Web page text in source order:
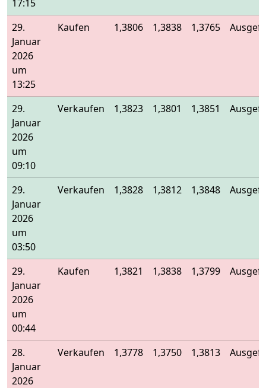
17:15
29.
Januar
2026
um
13:25
Kaufen 1,3806 1,3838 1,3765
29.
Januar
2026
um
09:10
Verkaufen 1,3823 1,3801 1,3851
29.
Januar
2026
um
03:50
Verkaufen 1,3828 1,3812 1,3848
29.
Januar
2026
um
00:44
Kaufen 1,3821 1,3838 1,3799
28.
Januar
2026
Verkaufen 1,3778 1,3750 1,3813